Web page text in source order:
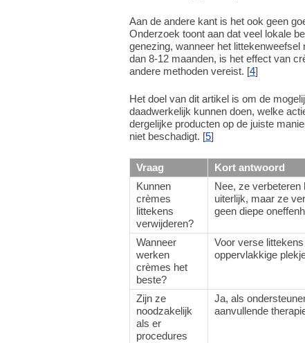
Aan de andere kant is het ook geen
Onderzoek toont aan dat veel lokale
genezing, wanneer het
dan 8-12 maanden, is het effect van
andere methoden vereist. [4]
Het doel van dit artikel is om de
daadwerkelijk kunnen doen, welke
dergelijke producten op de juiste
niet beschadigt. [5]
Vraag Kort antwoord
Kunnen
crèmes
littekens
verwijderen?
Nee, ze verbeteren
uiterlijk, maar ze
geen diepe
Wanneer
werken
crèmes het
beste?
Voor verse
oppervlakkige
Zijn ze
noodzakelijk
als er
procedures
Ja, als
aanvullende